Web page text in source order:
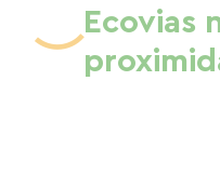
Ecovias